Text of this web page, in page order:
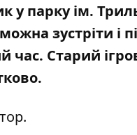
парку ім.
зустріти і
час. Старий
.